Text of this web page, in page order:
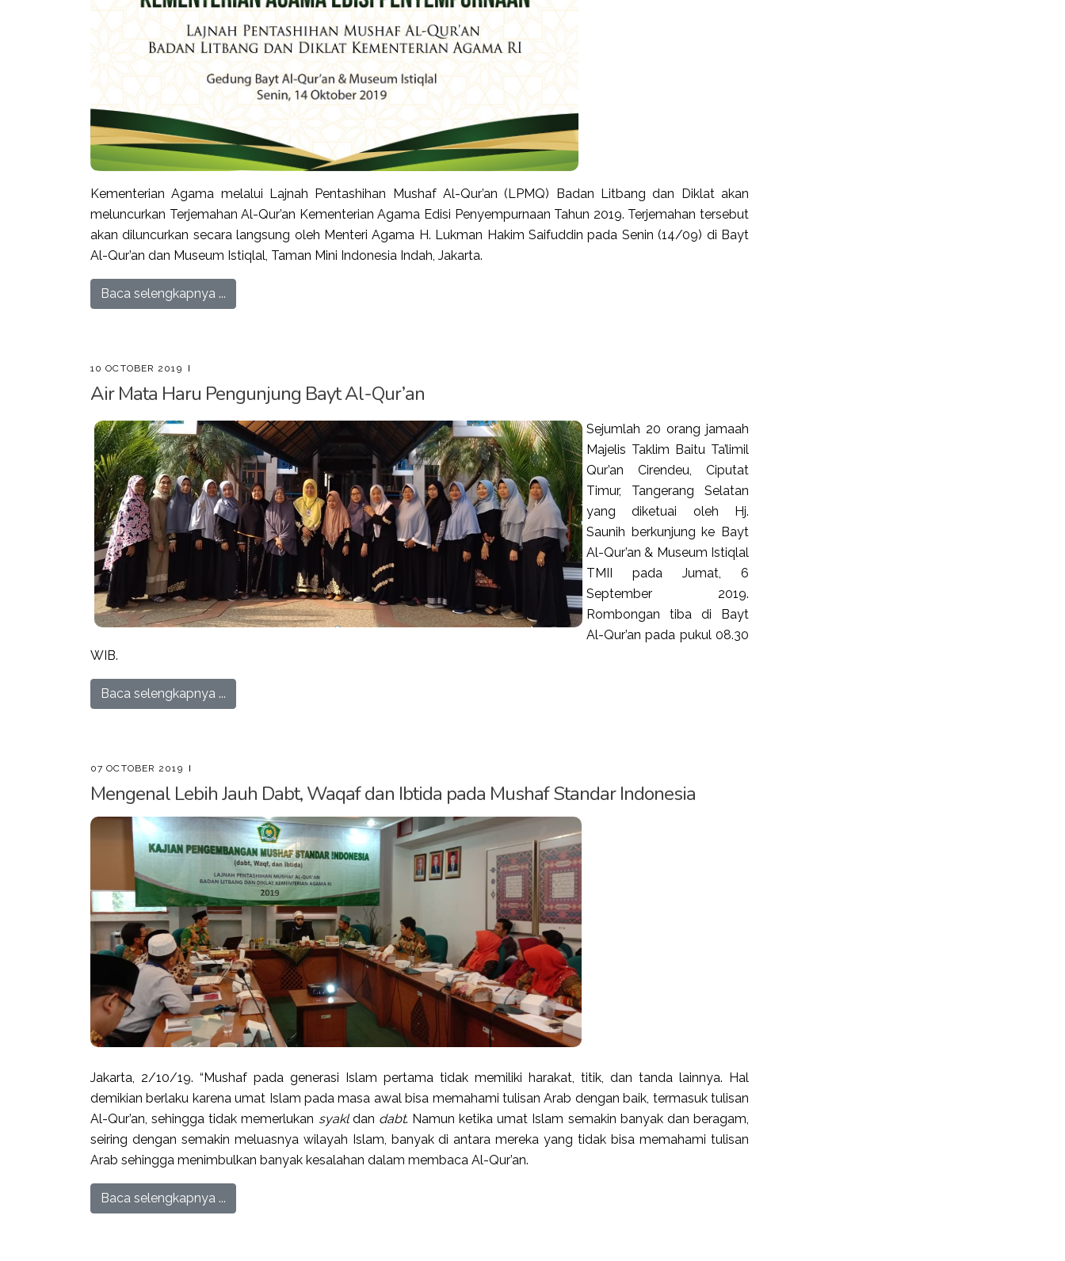
Kementerian Agama melalui Lajnah Pentashihan Mushaf Al-Qur’an (LPMQ) Badan Litbang dan Diklat akan
meluncurkan Terjemahan Al-Qur’an Kementerian Agama Edisi Penyempurnaan Tahun 2019. Terjemahan tersebut
akan diluncurkan secara langsung oleh Menteri Agama H. Lukman Hakim Saifuddin pada Senin (14/09) di Bayt
Al-Qur’an dan Museum Istiqlal, Taman Mini Indonesia Indah, Jakarta.
Baca selengkapnya ...
10 OCTOBER 2019
Air Mata Haru Pengunjung Bayt Al-Qur’an
Sejumlah 20 orang jamaah
Majelis Taklim Baitu Ta’limil
Qur’an Cirendeu, Ciputat
Timur, Tangerang Selatan
yang diketuai oleh Hj.
Saunih berkunjung ke Bayt
Al-Qur’an & Museum Istiqlal
TMII pada Jumat, 6
September 2019.
Rombongan tiba di Bayt
Al-Qur’an pada pukul 08.30
WIB.
Baca selengkapnya ...
07 OCTOBER 2019
Mengenal Lebih Jauh Dabt, Waqaf dan Ibtida pada Mushaf Standar Indonesia
Jakarta, 2/10/19. “Mushaf pada generasi Islam pertama tidak memiliki harakat, titik, dan tanda lainnya. Hal
demikian berlaku karena umat Islam pada masa awal bisa memahami tulisan Arab dengan baik, termasuk tulisan
Al-Qur’an, sehingga tidak memerlukan syakldan dabt. Namun ketika umat Islam semakin banyak dan beragam,
seiring dengan semakin meluasnya wilayah Islam, banyak di antara mereka yang tidak bisa memahami tulisan
Arab sehingga menimbulkan banyak kesalahan dalam membaca Al-Qur’an.
Baca selengkapnya ...